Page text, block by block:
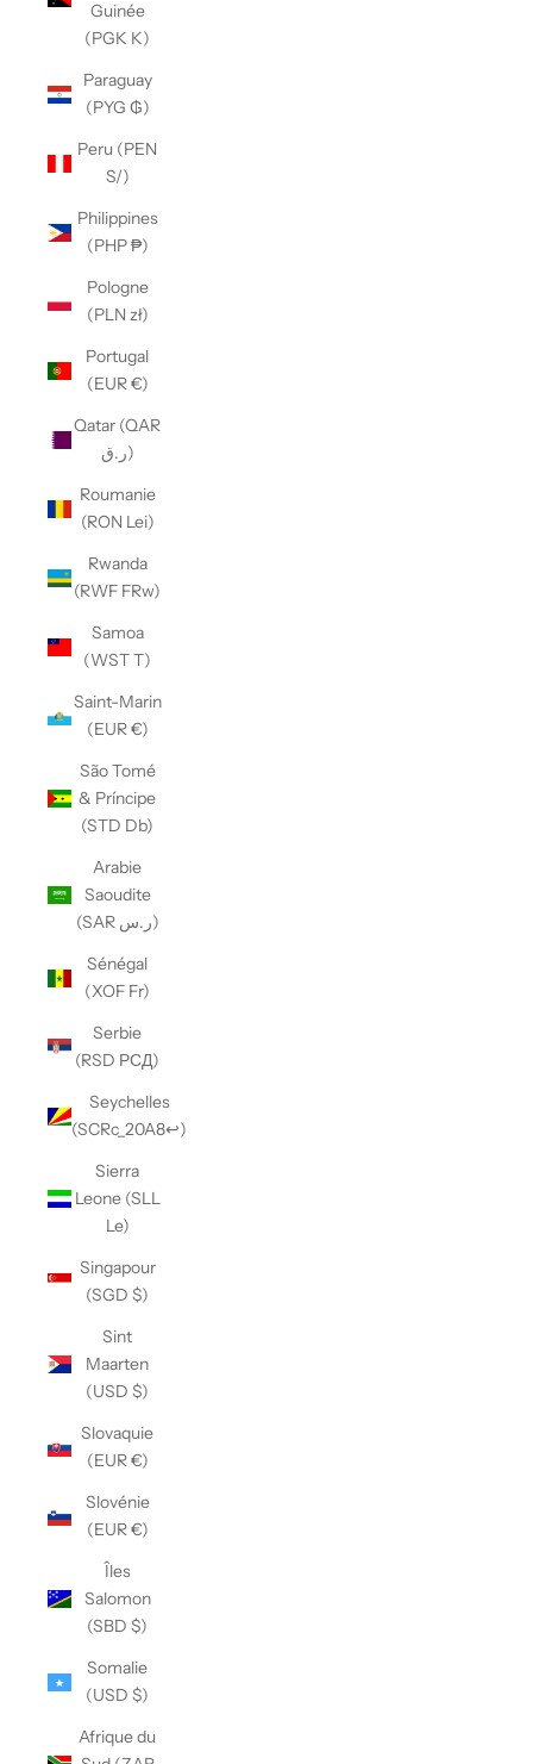
Guinée
(PGK K)
Paraguay
(PYG ₲)
Peru (PEN
S/)
Philippines
(PHP ₱)
Pologne
(PLN zł)
Portugal
(EUR €)
Qatar (QAR
ر.ق)
Roumanie
(RON Lei)
Rwanda
(RWF FRw)
Samoa
(WST T)
Saint-Marin
(EUR €)
São Tomé
& Príncipe
(STD Db)
Arabie
Saoudite
(SAR ر.س)
Sénégal
(XOF Fr)
Serbie
(RSD РСД)
Seychelles
(SCRc_20A8↩)
Sierra
Leone (SLL
Le)
Singapour
(SGD $)
Sint
Maarten
(USD $)
Slovaquie
(EUR €)
Slovénie
(EUR €)
Îles
Salomon
(SBD $)
Somalie
(USD $)
Afrique du